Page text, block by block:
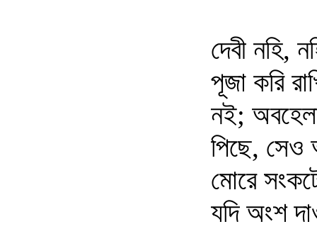
দেবী নহি,
পূজা করি
নই; অবহেলা
পিছে, সেও
মোরে
যদি অংশ